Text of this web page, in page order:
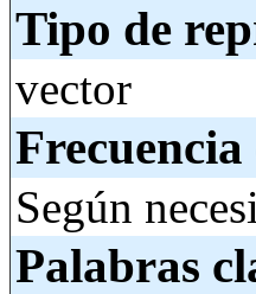
Tipo de
vector
Según
Palabras